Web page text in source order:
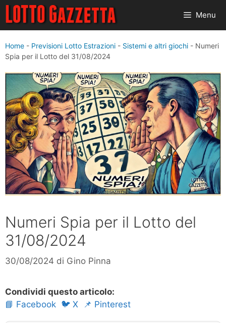
Vai
contenuto
Menu
Home - Previsioni Lotto Estrazioni - Sistemi e altri giochi - Numeri
Spia per il Lotto del 31/08/2024
Numeri Spia per il Lotto del
31/08/2024
30/08/2024 di Gino Pinna
Condividi questo articolo:
📘 Facebook 🐦 X 📌 Pinterest